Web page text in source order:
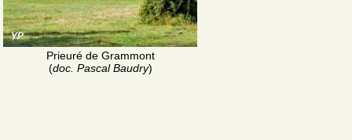
Prieuré de Grammont
(doc. Pascal Baudry)